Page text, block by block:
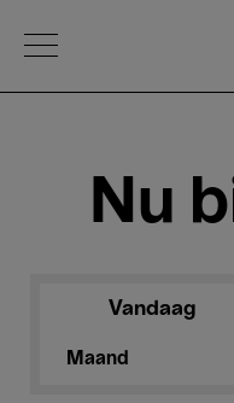
Open Menu
Nu
Vandaag
Maand